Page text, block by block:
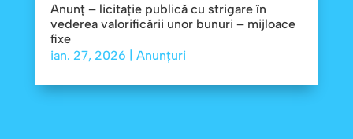
Anunț – licitație publică cu strigare în
vederea valorificării unor bunuri – mijloace
fixe
ian. 27, 2026 | Anunțuri